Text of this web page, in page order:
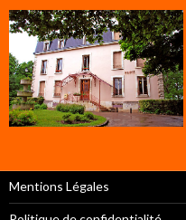
Mentions Légales